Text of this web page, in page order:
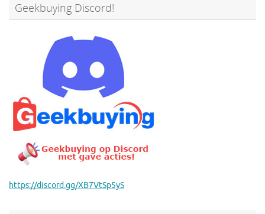
Geekbuying Discord!
https://discord.gg/XB7VtSp5yS